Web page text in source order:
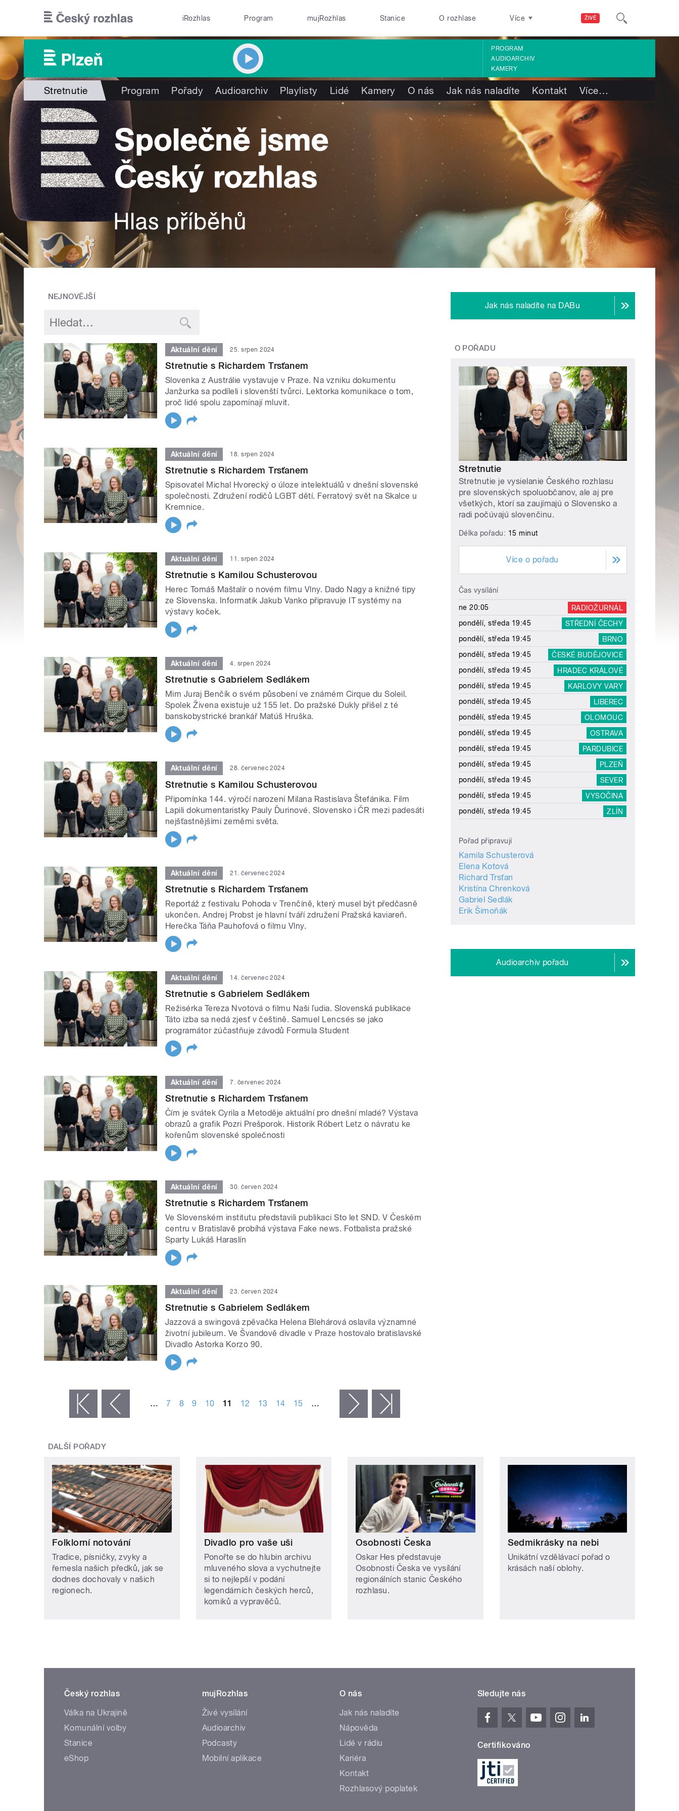
ŽIVĚ
iRozhlas Program mujRozhlas Stanice O rozhlase Více
PROGRAM
AUDIOARCHIV
KAMERY
Stretnutie Program Pořady Audioarchiv Playlisty Lidé Kamery O nás Jak nás naladíte Kontakt Více…
NEJNOVĚJŠÍ
Aktuální dění 25. srpen 2024
Stretnutie s Richardem Trsťanem
Slovenka z Austrálie vystavuje v Praze. Na vzniku dokumentu
Janžurka sa podíleli i slovenští tvůrci. Lektorka komunikace o tom,
proč lidé spolu zapomínají mluvit.
Aktuální dění 18. srpen 2024
Stretnutie s Richardem Trsťanem
Spisovatel Michal Hvorecký o úloze intelektuálů v dnešní slovenské
společnosti. Združení rodičů LGBT dětí. Ferratový svět na Skalce u
Kremnice.
Aktuální dění 11. srpen 2024
Stretnutie s Kamilou Schusterovou
Herec Tomáš Maštalír o novém filmu Vlny. Dado Nagy a knižné tipy
ze Slovenska. Informatik Jakub Vanko připravuje IT systémy na
výstavy koček.
Aktuální dění 4. srpen 2024
Stretnutie s Gabrielem Sedlákem
Mim Juraj Benčík o svém působení ve známém Cirque du Soleil.
Spolek Živena existuje už 155 let. Do pražské Dukly přišel z té
banskobystrické brankář Matúš Hruška.
Aktuální dění 28. červenec 2024
Stretnutie s Kamilou Schusterovou
Připomínka 144. výročí narození Milana Rastislava Štefánika. Film
Lapili dokumentaristky Pauly Ďurinové. Slovensko i ČR mezi padesáti
nejšťastnějšími zeměmi světa.
Aktuální dění 21. červenec 2024
Stretnutie s Richardem Trsťanem
Reportáž z festivalu Pohoda v Trenčíně, který musel být předčasně
ukončen. Andrej Probst je hlavní tváří združení Pražská kaviareň.
Herečka Táňa Pauhofová o filmu Vlny.
Aktuální dění 14. červenec 2024
Stretnutie s Gabrielem Sedlákem
Režisérka Tereza Nvotová o filmu Naši ľudia. Slovenská publikace
Táto izba sa nedá zjesť v češtině. Samuel Lencsés se jako
programátor zúčastňuje závodů Formula Student
Aktuální dění 7. červenec 2024
Stretnutie s Richardem Trsťanem
Čím je svátek Cyrila a Metoděje aktuální pro dnešní mladé? Výstava
obrazů a grafik Pozri Prešporok. Historik Róbert Letz o návratu ke
kořenům slovenské společnosti
Aktuální dění 30. červen 2024
Stretnutie s Richardem Trsťanem
Ve Slovenském institutu představili publikaci Sto let SND. V Českém
centru v Bratislavě probíhá výstava Fake news. Fotbalista pražské
Sparty Lukáš Haraslín
Aktuální dění 23. červen 2024
Stretnutie s Gabrielem Sedlákem
Jazzová a swingová zpěvačka Helena Blehárová oslavila významné
životní jubileum. Ve Švandově divadle v Praze hostovalo bratislavské
Divadlo Astorka Korzo 90.
‹ předchozí … 7 8 9 10 11 12 13 14 15 … následující ›
Jak nás naladíte na DABu
O POŘADU
Stretnutie
Stretnutie je vysielanie Českého rozhlasu
pre slovenských spoluobčanov, ale aj pre
všetkých, ktorí sa zaujímajú o Slovensko a
radi počúvajú slovenčinu.
Délka pořadu: 15 minut
Více o pořadu
Čas vysílání
ne 20:05
RADIOŽURNÁL
pondělí, středa 19:45
STŘEDNÍ ČECHY
pondělí, středa 19:45
BRNO
pondělí, středa 19:45
ČESKÉ BUDĚJOVICE
pondělí, středa 19:45
HRADEC KRÁLOVÉ
pondělí, středa 19:45
KARLOVY VARY
pondělí, středa 19:45
LIBEREC
pondělí, středa 19:45
OLOMOUC
pondělí, středa 19:45
OSTRAVA
pondělí, středa 19:45
PARDUBICE
pondělí, středa 19:45
PLZEŇ
pondělí, středa 19:45
SEVER
pondělí, středa 19:45
VYSOČINA
pondělí, středa 19:45
ZLÍN
Pořad připravují
Kamila Schusterová
Elena Kotová
Richard Trsťan
Kristína Chrenková
Gabriel Sedlák
Erik Šimoňák
Audioarchiv pořadu
DALŠÍ POŘADY
Folklorní notování
Tradice, písničky, zvyky a
řemesla našich předků, jak se
dodnes dochovaly v našich
regionech.
Divadlo pro vaše uši
Ponořte se do hlubin archivu
mluveného slova a vychutnejte
si to nejlepší v podání
legendárních českých herců,
komiků a vypravěčů.
Osobnosti Česka
Oskar Hes představuje
Osobnosti Česka ve vysílání
regionálních stanic Českého
rozhlasu.
Sedmikrásky na nebi
Unikátní vzdělávací pořad o
krásách naší oblohy.
Český rozhlas
Válka na Ukrajině
Komunální volby
Stanice
eShop
mujRozhlas
Živé vysílání
Audioarchiv
Podcasty
Mobilní aplikace
O nás
Jak nás naladíte
Nápověda
Lidé v rádiu
Kariéra
Kontakt
Rozhlasový poplatek
Sledujte nás
Certifikováno